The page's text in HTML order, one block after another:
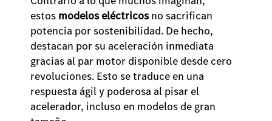
estos modelos eléctricosno sacrifican
potencia por sostenibilidad. De hecho,
destacan por su aceleración inmediata
gracias al par motor disponible desde cero
revoluciones. Esto se traduce en una
respuesta ágil y poderosa al pisar el
acelerador, incluso en modelos de gran